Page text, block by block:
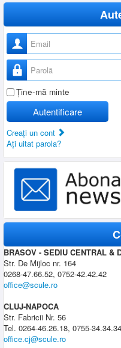
Nume utilizator
Parolă
Ţine-mă minte
Autentificare
Creaţi un cont
Aţi uitat parola?
BRASOV - SEDIU CENTRAL &
Str. De Mijloc nr. 164
0268-47.66.52, 0752-42.42.42
office@scule.ro
CLUJ-NAPOCA
Str. Fabricii Nr. 56
Tel. 0264-46.26.18, 0755-34.34.34
office.cj@scule.ro